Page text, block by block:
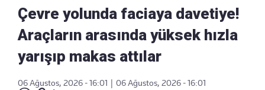
Çevre yolunda faciaya davetiye!
Araçların arasında yüksek hızla
yarışıp makas attılar
06 Ağustos, 2026 - 16:01
06 Ağustos, 2026 - 16:01